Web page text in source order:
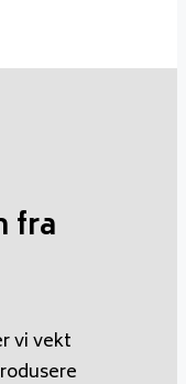
fra
vi vekt